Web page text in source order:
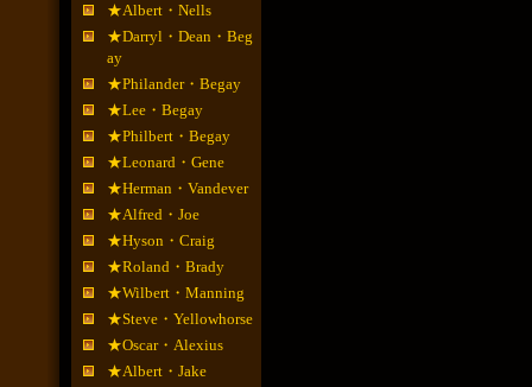
★Albert・Nells
★Darryl・Dean・Beg
ay
★Philander・Begay
★Lee・Begay
★Philbert・Begay
★Leonard・Gene
★Herman・Vandever
★Alfred・Joe
★Hyson・Craig
★Roland・Brady
★Wilbert・Manning
★Steve・Yellowhorse
★Oscar・Alexius
★Albert・Jake